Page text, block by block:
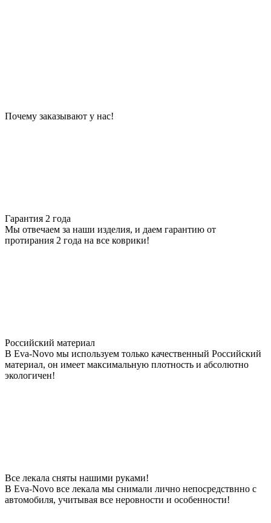
Почему заказывают у нас!
Гарантия 2 года
Мы отвечаем за наши изделия, и даем гарантию от
протирания 2 года на все коврики!
Российский материал
В Eva-Novo мы используем только качественный Российский
материал, он имеет максимальную плотность и абсолютно
экологичен!
Все лекала сняты нашими руками!
В Eva-Novo все лекала мы снимали лично непосредствнно с
автомобиля, учитывая все неровности и особенности!